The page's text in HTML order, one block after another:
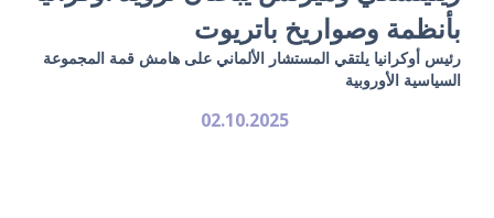
بأنظمة وصواريخ باتريوت
رئيس أوكرانيا يلتقي المستشار الألماني على هامش قمة المجموعة
السياسية الأوروبية
02.10.2025